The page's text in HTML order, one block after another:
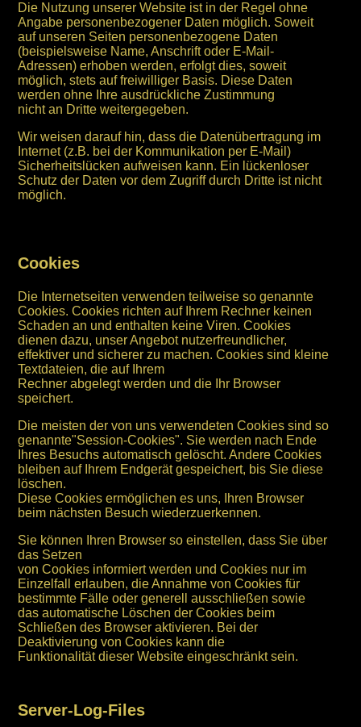
Die Nutzung unserer Website ist in der Regel ohne
Angabe personenbezogener Daten möglich. Soweit
auf unseren Seiten personenbezogene Daten
(beispielsweise Name, Anschrift oder E-Mail-
Adressen) erhoben werden, erfolgt dies, soweit
möglich, stets auf freiwilliger Basis. Diese Daten
werden ohne Ihre ausdrückliche Zustimmung
nicht an Dritte weitergegeben.
Wir weisen darauf hin, dass die Datenübertragung im
Internet (z.B. bei der Kommunikation per E-Mail)
Sicherheitslücken aufweisen kann. Ein lückenloser
Schutz der Daten vor dem Zugriff durch Dritte ist nicht
möglich.
Cookies
Die Internetseiten verwenden teilweise so genannte
Cookies. Cookies richten auf Ihrem Rechner keinen
Schaden an und enthalten keine Viren. Cookies
dienen dazu, unser Angebot nutzerfreundlicher,
effektiver und sicherer zu machen. Cookies sind kleine
Textdateien, die auf Ihrem
Rechner abgelegt werden und die Ihr Browser
speichert.
Die meisten der von uns verwendeten Cookies sind so
genannte"Session-Cookies". Sie werden nach Ende
Ihres Besuchs automatisch gelöscht. Andere Cookies
bleiben auf Ihrem Endgerät gespeichert, bis Sie diese
löschen.
Diese Cookies ermöglichen es uns, Ihren Browser
beim nächsten Besuch wiederzuerkennen.
Sie können Ihren Browser so einstellen, dass Sie über
das Setzen
von Cookies informiert werden und Cookies nur im
Einzelfall erlauben, die Annahme von Cookies für
bestimmte Fälle oder generell ausschließen sowie
das automatische Löschen der Cookies beim
Schließen des Browser aktivieren. Bei der
Deaktivierung von Cookies kann die
Funktionalität dieser Website eingeschränkt sein.
Server-Log-Files